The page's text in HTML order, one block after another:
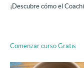
¡Descubre cómo el
Comenzar curso Gratis